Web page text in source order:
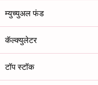
म्युच्युअल फंड
कॅल्क्युलेटर
टॉप स्टॉक